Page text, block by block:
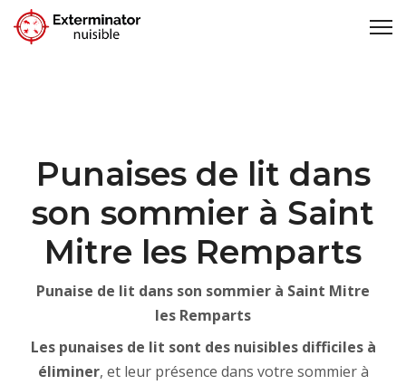
Punaises de lit dans
son sommier à Saint
Mitre les Remparts
Punaise de lit dans son sommier à Saint Mitre
les Remparts
Les punaises de lit sont des nuisibles difficiles à
éliminer, et leur présence dans votre sommier à